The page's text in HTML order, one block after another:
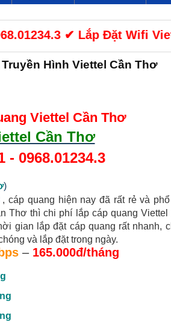
✔ Lắp Đặt Wifi
Hình Viettel Cần Thơ
Viettel Cần Thơ
Cần Thơ
- 0968.01234.3
)
, cáp quang hiện nay đã rất rẻ và
Thơ thì chi phí lắp cáp quang Viettel
gian lắp đặt cáp quang rất nhanh,
và lắp đặt trong ngày.
– 165.000đ/tháng